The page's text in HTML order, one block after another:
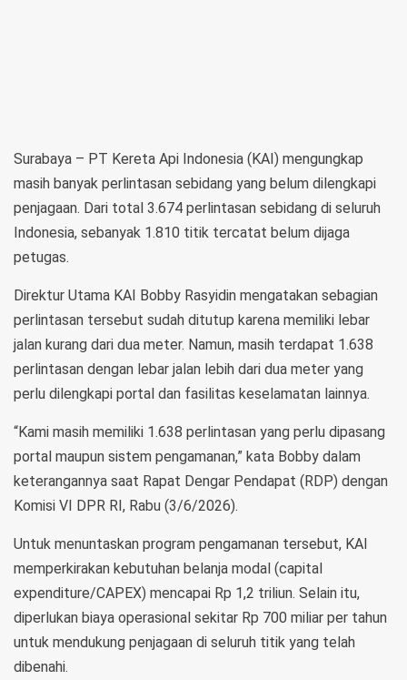
Surabaya – PT Kereta Api Indonesia (KAI) mengungkap
masih banyak perlintasan sebidang yang belum dilengkapi
penjagaan. Dari total 3.674 perlintasan sebidang di seluruh
Indonesia, sebanyak 1.810 titik tercatat belum dijaga
petugas.
Direktur Utama KAI Bobby Rasyidin mengatakan sebagian
perlintasan tersebut sudah ditutup karena memiliki lebar
jalan kurang dari dua meter. Namun, masih terdapat 1.638
perlintasan dengan lebar jalan lebih dari dua meter yang
perlu dilengkapi portal dan fasilitas keselamatan lainnya.
“Kami masih memiliki 1.638 perlintasan yang perlu dipasang
portal maupun sistem pengamanan,” kata Bobby dalam
keterangannya saat Rapat Dengar Pendapat (RDP) dengan
Komisi VI DPR RI, Rabu (3/6/2026).
Untuk menuntaskan program pengamanan tersebut, KAI
memperkirakan kebutuhan belanja modal (capital
expenditure/CAPEX) mencapai Rp 1,2 triliun. Selain itu,
diperlukan biaya operasional sekitar Rp 700 miliar per tahun
untuk mendukung penjagaan di seluruh titik yang telah
dibenahi.